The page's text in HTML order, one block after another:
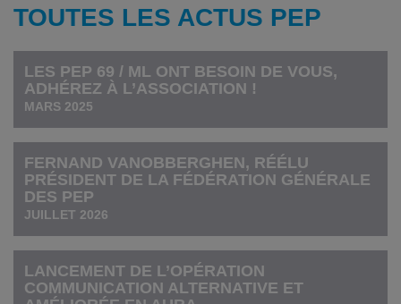
TOUTES LES ACTUS PEP
LES PEP 69 / ML ONT BESOIN DE VOUS,
ADHÉREZ À L’ASSOCIATION !
MARS 2025
FERNAND VANOBBERGHEN, RÉÉLU
PRÉSIDENT DE LA FÉDÉRATION GÉNÉRALE
DES PEP
JUILLET 2026
LANCEMENT DE L’OPÉRATION
COMMUNICATION ALTERNATIVE ET